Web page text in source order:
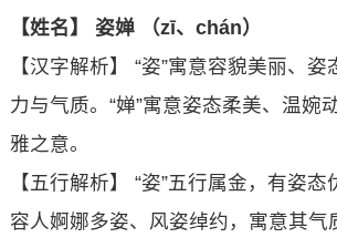
【姓名】 姿婵 （zī、chán）
【汉字解析】 “姿”寓意容貌美丽、
力与气质。“婵”寓意姿态柔美、温婉
雅之意。
【五行解析】 “姿”五行属金，有姿
容人婀娜多姿、风姿绰约，寓意其气